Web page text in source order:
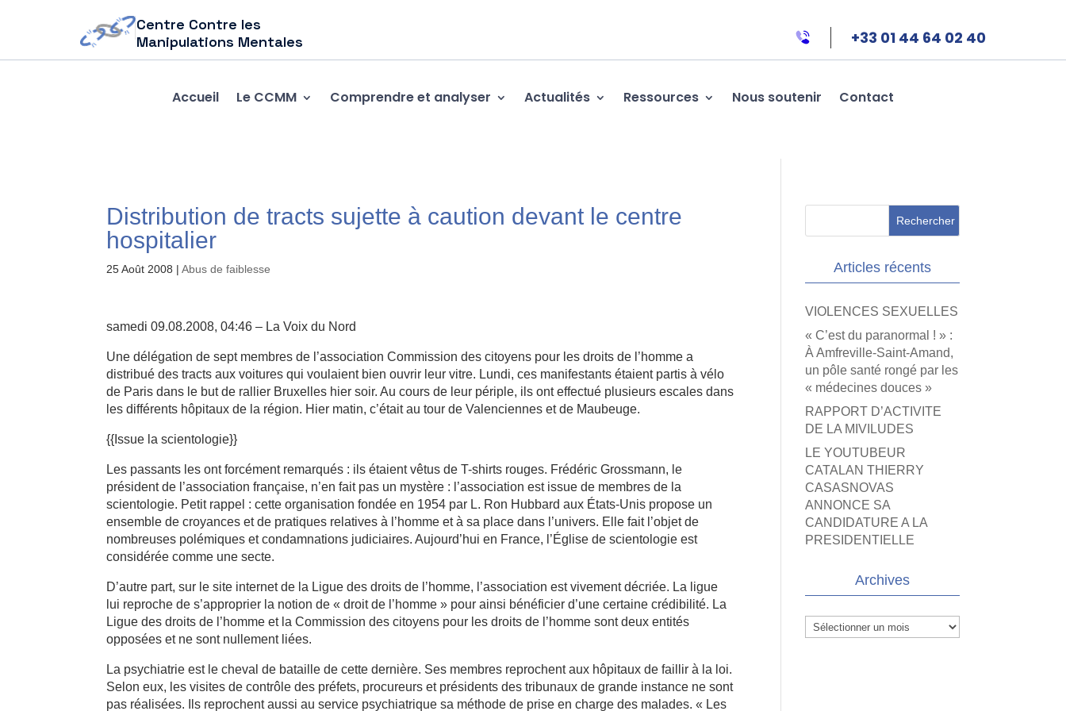
Centre Contre les
Manipulations Mentales
+33 01 44 64 02 40
Accueil Le CCMM Comprendre et analyser Actualités Ressources Nous soutenir Contact
Distribution de tracts sujette à caution devant le centre
hospitalier
25 Août 2008 |Abus de faiblesse
samedi 09.08.2008, 04:46 – La Voix du Nord
Une délégation de sept membres de l’association Commission des citoyens pour les droits de l’homme a
distribué des tracts aux voitures qui voulaient bien ouvrir leur vitre. Lundi, ces manifestants étaient partis à vélo
de Paris dans le but de rallier Bruxelles hier soir. Au cours de leur périple, ils ont effectué plusieurs escales dans
les différents hôpitaux de la région. Hier matin, c’était au tour de Valenciennes et de Maubeuge.
{{Issue la scientologie}}
Les passants les ont forcément remarqués : ils étaient vêtus de T-shirts rouges. Frédéric Grossmann, le
président de l’association française, n’en fait pas un mystère : l’association est issue de membres de la
scientologie. Petit rappel : cette organisation fondée en 1954 par L. Ron Hubbard aux États-Unis propose un
ensemble de croyances et de pratiques relatives à l’homme et à sa place dans l’univers. Elle fait l’objet de
nombreuses polémiques et condamnations judiciaires. Aujourd’hui en France, l’Église de scientologie est
considérée comme une secte.
D’autre part, sur le site internet de la Ligue des droits de l’homme, l’association est vivement décriée. La ligue
lui reproche de s’approprier la notion de « droit de l’homme » pour ainsi bénéficier d’une certaine crédibilité. La
Ligue des droits de l’homme et la Commission des citoyens pour les droits de l’homme sont deux entités
opposées et ne sont nullement liées.
La psychiatrie est le cheval de bataille de cette dernière. Ses membres reprochent aux hôpitaux de faillir à la loi.
Selon eux, les visites de contrôle des préfets, procureurs et présidents des tribunaux de grande instance ne sont
pas réalisées. Ils reprochent aussi au service psychiatrique sa méthode de prise en charge des malades. « Les
Articles récents
VIOLENCES SEXUELLES
« C’est du paranormal ! » :
À Amfreville-Saint-Amand,
un pôle santé rongé par les
« médecines douces »
RAPPORT D’ACTIVITE
DE LA MIVILUDES
LE YOUTUBEUR
CATALAN THIERRY
CASASNOVAS
ANNONCE SA
CANDIDATURE A LA
PRESIDENTIELLE
Archives
Archives